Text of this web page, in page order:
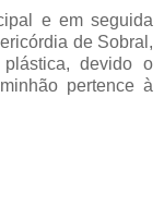
e em seguida
de Sobral,
devido o
pertence à